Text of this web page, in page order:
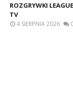
ROZGRYWKI
TV
4 SIERPNIA 2026